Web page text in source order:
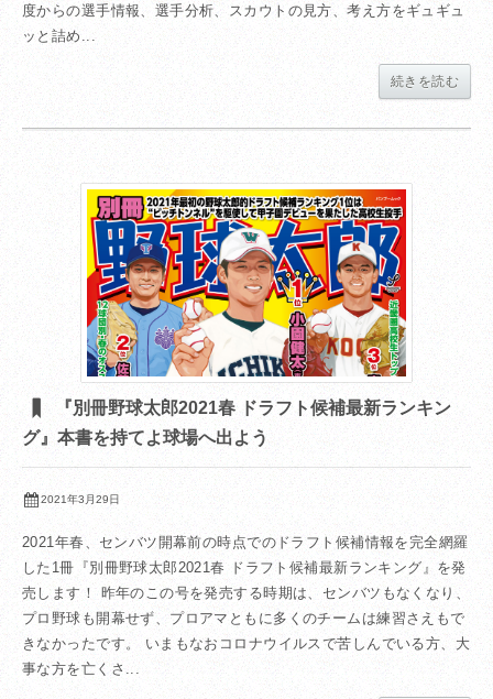
度からの選手情報、選手分析、スカウトの見方、考え方をギュギュ
ッと詰め...
続きを読む
『別冊野球太郎2021春 ドラフト候補最新ランキン
グ』本書を持てよ球場へ出よう
2021年3月29日
2021年春、センバツ開幕前の時点でのドラフト候補情報を完全網羅
した1冊『別冊野球太郎2021春 ドラフト候補最新ランキング』を発
売します！ 昨年のこの号を発売する時期は、センバツもなくなり、
プロ野球も開幕せず、プロアマともに多くのチームは練習さえもで
きなかったです。 いまもなおコロナウイルスで苦しんでいる方、大
事な方を亡くさ...